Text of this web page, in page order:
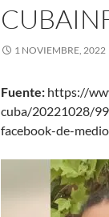
1 NOVIEMBRE, 2022
Fuente: https://
cuba/20221028/
facebook-de-